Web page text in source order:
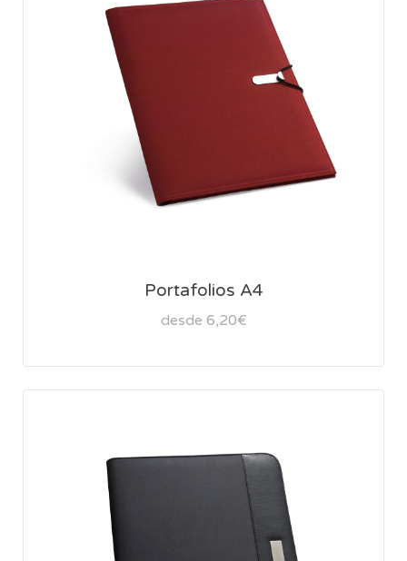
Portafolios A4
desde 6,20€